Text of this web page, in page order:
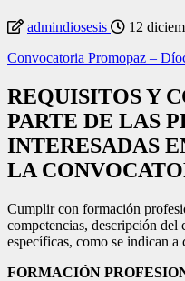
admindiosesis 12
Convocatoria Promopaz –
REQUISITOS Y
PARTE DE LAS
INTERESADAS
LA
Cumplir con formación
competencias, descripción del
específicas, como se indican a
FORMACIÓN